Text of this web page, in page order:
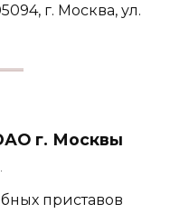
г. Москва, ул.
г. Москвы
приставов